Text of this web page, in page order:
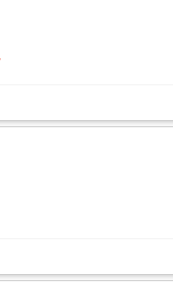
współpracy z kadrami kierowniczymi.
i zespołów wykonawczych zgodnie z